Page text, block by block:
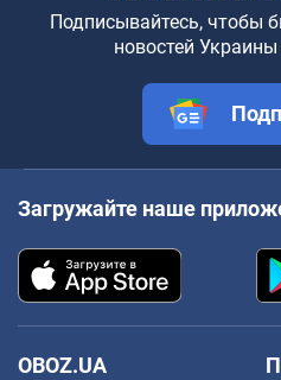
Подписывайтесь, чтобы
новостей
Загружайте наше
OBOZ.UA